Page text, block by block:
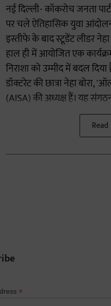
नई दिल्ली- कॉकरोच जनता
पर चले ऐतिहासिक युवा आंदोलन
इस्तीफे के बाद स्टूडेंट लीडर नेहा
हाल ही में आयोजित एक
निराशा को उम्मीद में बदल दिया
डॉक्टरेट की छात्रा नेहा बोरा,
(AISA) की अध्यक्ष हैं। यह
*